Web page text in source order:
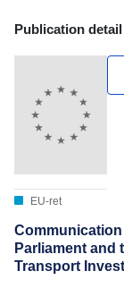
Publication
Publication detail
EU-ret
Parliament and
Transport